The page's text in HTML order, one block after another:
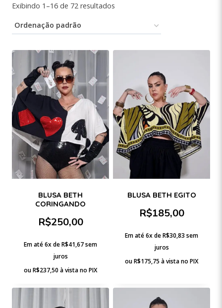
Exibindo 1–16 de 72 resultados
BLUSA BETH
CORINGANDO
R$250,00
Em até 6x deR$41,67sem
juros
ouR$237,50 à vista no PIX
BLUSA BETH EGITO
R$185,00
Em até 6x deR$30,83 sem
juros
ouR$175,75 à vista no PIX